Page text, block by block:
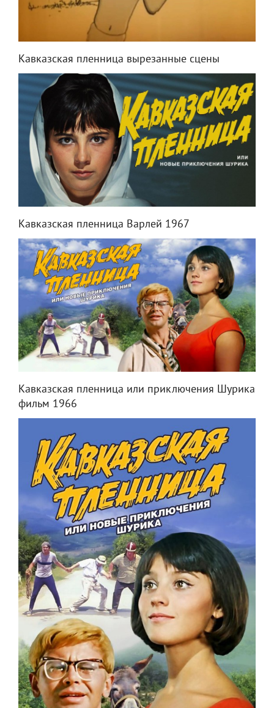
Кавказская пленница вырезанные сцены
Кавказская пленница Варлей 1967
Кавказская пленница или приключения Шурика
фильм 1966